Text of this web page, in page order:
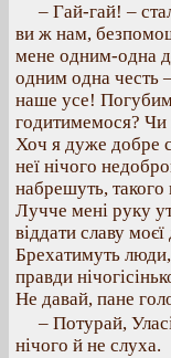
– Гай-гай! –
ви ж нам,
мене одним-одна
одним одна честь
наше усе!
годитимемося? Чи
Хоч я дуже добре
неї нічого
набрешуть, такого
Лучче мені руку
віддати славу
Брехатимуть
правди
Не давай, пане
– Потурай,
нічого й не слуха.